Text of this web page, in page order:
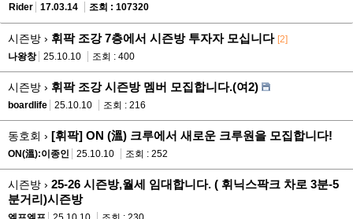
Rider
17.03.14 조회 : 107320
시즌방 › 휘팍 조강 7층에서 시즌방 투자자 모십니다 [2]
나왕창
25.10.10 조회 : 400
시즌방 › 휘팍 조강 시즌방 멤버 모집합니다.(여2)
boardlife 25.10.10 조회 : 216
동호회 › [휘팍] ON (溫) 크루에서 새로운 크루원을 모집합니다!
ON(溫):이종인 25.10.10 조회 : 252
시즌방 › 25-26 시즌방,월세 임대합니다. ( 휘닉스팍크 차로 3분-5
분거리)시즌방